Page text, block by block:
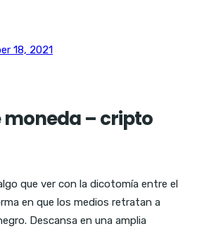
18, 2021
– cripto
que ver con la dicotomía entre el
en que los medios retratan a
Descansa en una amplia